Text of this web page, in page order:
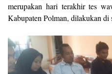
merupakan hari terakhir tes
Kabupaten Polman, dilakukan di